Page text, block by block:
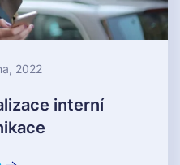
2022
interní